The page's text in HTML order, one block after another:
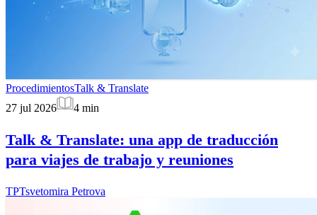
ProcedimientosTalk & Translate
27 jul 2026
4 min
Talk & Translate: una app de traducción
para viajes de trabajo y reuniones
TPTsvetomira Petrova